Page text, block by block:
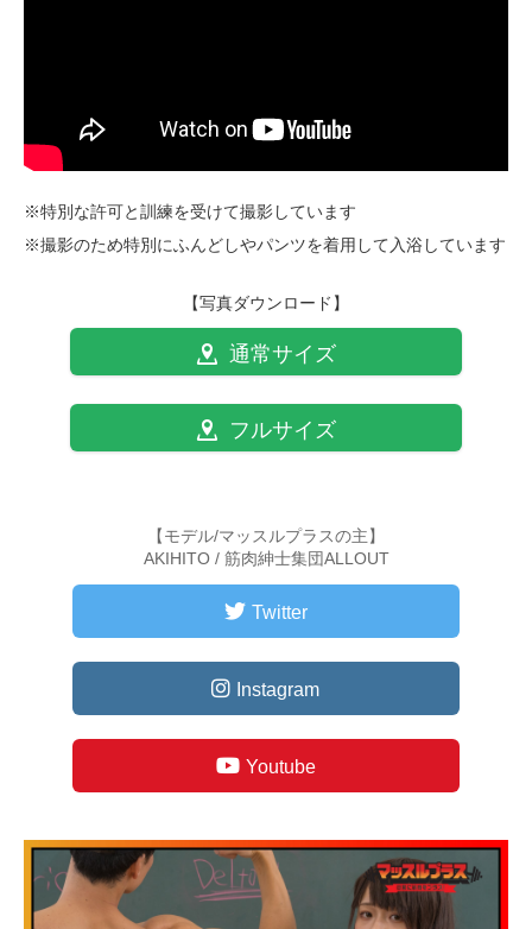
※特別な許可と訓練を受けて撮影しています
※撮影のため特別にふんどしやパンツを着用して入浴しています
【写真ダウンロード】
通常サイズ
フルサイズ
【モデル/マッスルプラスの主】
AKIHITO / 筋肉紳士集団ALLOUT
Twitter
Instagram
Youtube